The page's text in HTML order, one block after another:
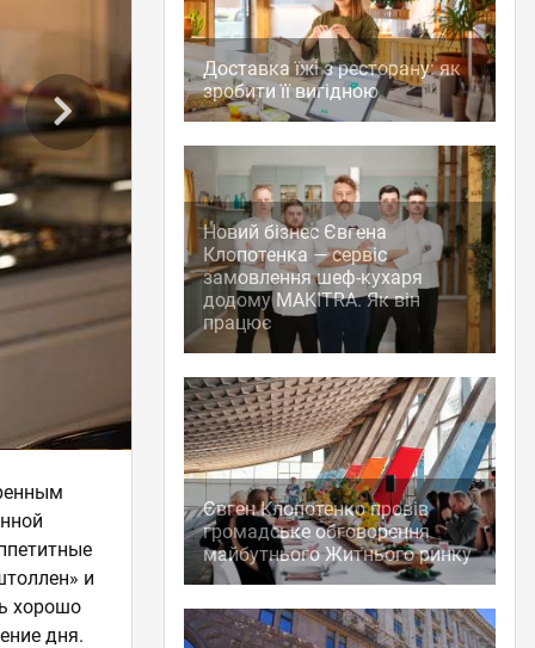
и
хорошо
дня.
Доставка їжі з ресторану: як
зробити її вигідною
Новий бізнес Євгена
Клопотенка — сервіс
замовлення шеф-кухаря
додому MAKITRA. Як він
працює
Євген Клопотенко провів
громадське обговорення
майбутнього Житнього ринку